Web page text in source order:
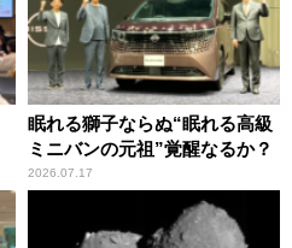
眠れる獅子ならぬ“眠れる高級
ミニバンの元祖”覚醒なるか？
2026.07.17